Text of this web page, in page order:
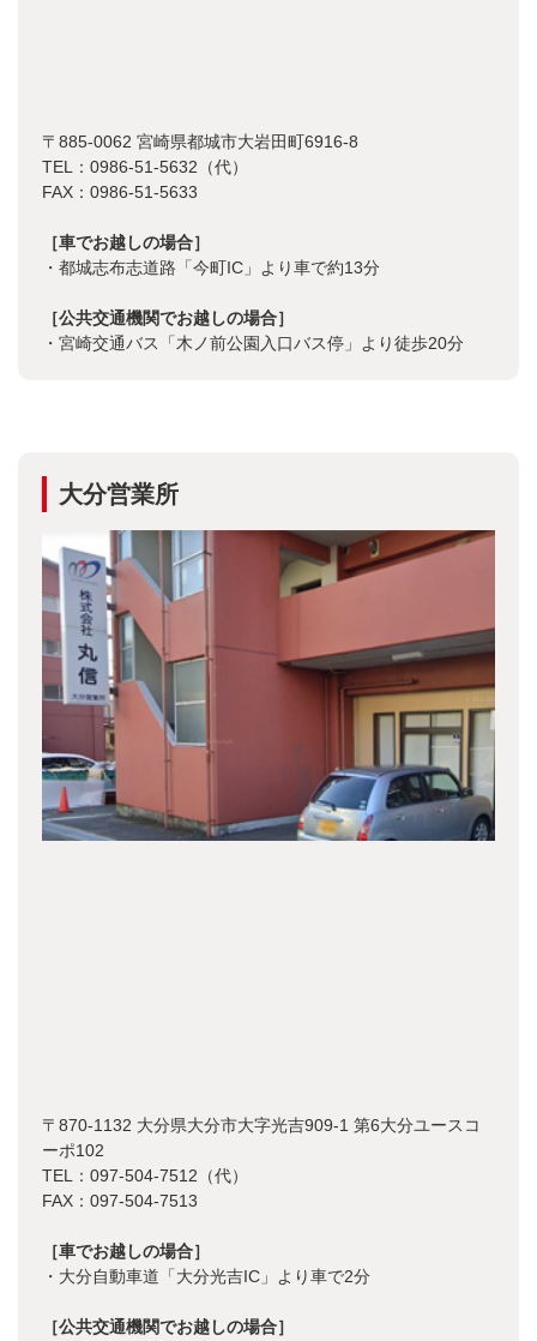
〒885-0062 宮崎県都城市大岩田町6916-8
TEL：0986-51-5632（代）
FAX：0986-51-5633
［車でお越しの場合］
・都城志布志道路「今町IC」より車で約13分
［公共交通機関でお越しの場合］
・宮崎交通バス「木ノ前公園入口バス停」より徒歩20分
大分営業所
〒870-1132 大分県大分市大字光吉909-1 第6大分ユースコ
ーポ102
TEL：097-504-7512（代）
FAX：097-504-7513
［車でお越しの場合］
・大分自動車道「大分光吉IC」より車で2分
［公共交通機関でお越しの場合］